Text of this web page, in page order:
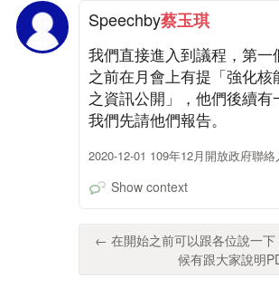
Speechby蔡玉琪
我們直接進入到議程，第一
之前在月會上有提「強化核
之資訊公開」，他們後續有
我們先請他們報告。
2020-12-01 109年12月開放政府聯
Show context
← 在開始之前可以跟各位說一下
候有跟大家說明